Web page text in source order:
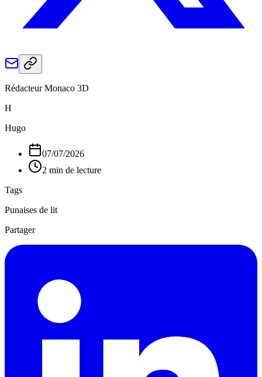
Rédacteur Monaco 3D
H
Hugo
07/07/2026
2 min de lecture
Tags
Punaises de lit
Partager